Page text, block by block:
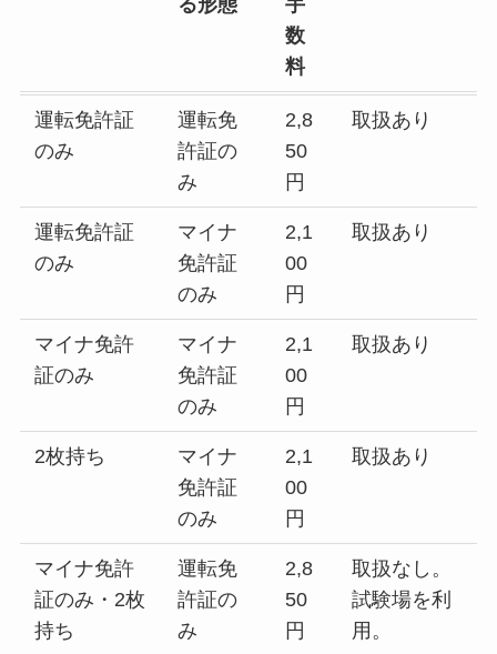
数
料
運転免許証
のみ
運転免
許証の
み
2,8
50
円
取扱あり
運転免許証
のみ
マイナ
免許証
のみ
2,1
00
円
取扱あり
マイナ免許
証のみ
マイナ
免許証
のみ
2,1
00
円
取扱あり
2枚持ち
マイナ
免許証
のみ
2,1
00
円
取扱あり
マイナ免許
証のみ・2枚
持ち
運転免
許証の
み
2,8
50
円
取扱なし。
試験場を利
用。